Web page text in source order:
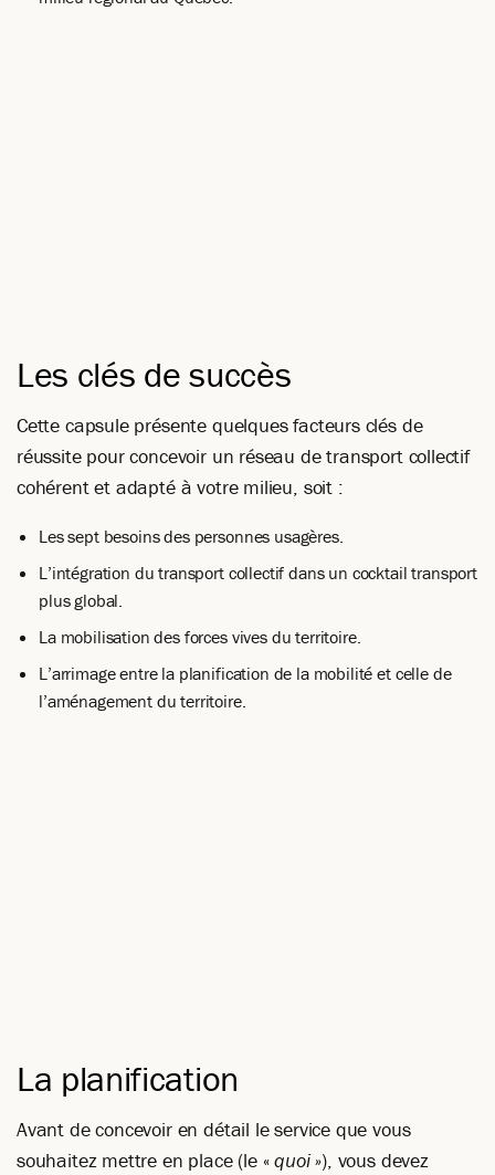
Les clés de succès
Cette capsule présente quelques facteurs clés de
réussite pour concevoir un réseau de transport collectif
cohérent et adapté à votre milieu, soit :
Les sept besoins des personnes usagères.
L’intégration du transport collectif dans un cocktail transport
plus global.
La mobilisation des forces vives du territoire.
L’arrimage entre la planification de la mobilité et celle de
l’aménagement du territoire.
La planification
Avant de concevoir en détail le service que vous
souhaitez mettre en place (le «quoi »), vous devez